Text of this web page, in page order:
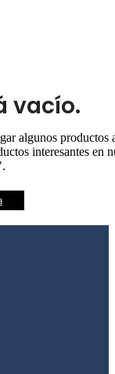
vacío.
algunos productos
interesantes en